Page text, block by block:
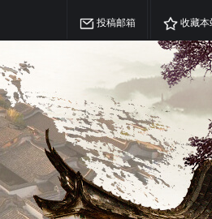
投稿邮箱 收藏本